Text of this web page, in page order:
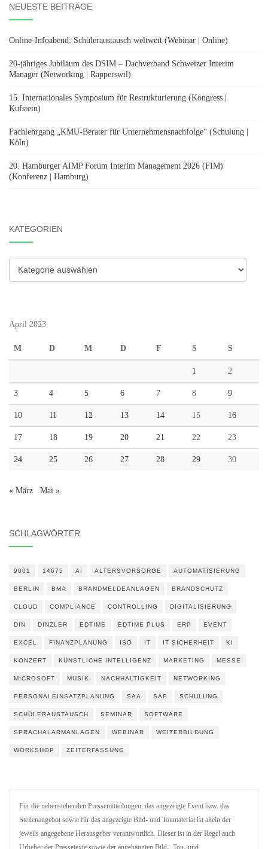
NEUESTE BEITRÄGE
Online-Infoabend: Schüleraustausch weltweit (Webinar | Online)
20-jähriges Jubiläum des DSIM – Dachverband Schweizer Interim
Manager (Networking | Rapperswil)
15. Internationales Symposium für Restrukturierung (Kongress |
Kufstein)
Fachlehrgang „KMU-Berater für Unternehmensnachfolge“ (Schulung |
Köln)
20. Hamburger AIMP Forum Interim Management 2026 (FIM)
(Konferenz | Hamburg)
KATEGORIEN
Kategorien
April 2023
M D M D F S S
1 2
3 4 5 6 7 8 9
10 11 12 13 14 15 16
17 18 19 20 21 22 23
24 25 26 27 28 29 30
« März Mai »
SCHLAGWÖRTER
9001 14675 AI ALTERSVORSORGE AUTOMATISIERUNG
BERLIN BMA BRANDMELDEANLAGEN BRANDSCHUTZ
CLOUD COMPLIANCE CONTROLLING DIGITALISIERUNG
DIN DINZLER EDTIME EDTIME PLUS ERP EVENT
EXCEL FINANZPLANUNG ISO IT IT SICHERHEIT KI
KONZERT KÜNSTLICHE INTELLIGENZ MARKETING MESSE
MICROSOFT MUSIK NACHHALTIGKEIT NETWORKING
PERSONALEINSATZPLANUNG SAA SAP SCHULUNG
SCHÜLERAUSTAUSCH SEMINAR SOFTWARE
SPRACHALARMANLAGEN WEBINAR WEITERBILDUNG
WORKSHOP ZEITERFASSUNG
Für die nebenstehenden Pressemitteilungen, das angezeigte Event bzw. das
Stellenangebot sowie für das angezeigte Bild- und Tonmaterial ist allein der
jeweils angegebene Herausgeber verantwortlich. Dieser ist in der Regel auch